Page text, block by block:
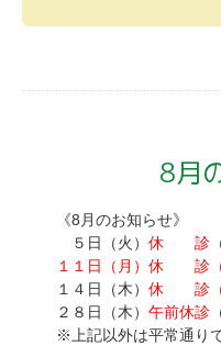
8月
《8月のお知らせ》
５日（火） 休 診
１１日（月）休 診（
１４日（木） 休 診（
２８日（木） 午前休診
※上記以外は平常通りで